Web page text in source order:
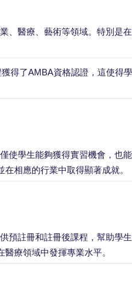
、醫療、藝術等領域。特別是
得了AMBA資格認證，這使得
使學生能夠獲得實習機會，也
相應的行業中取得顯著成就。
預註冊和註冊後課程，幫助學
療領域中發揮專業水平。